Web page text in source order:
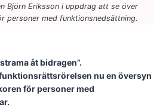
Björn Eriksson i uppdrag att se över
personer med funktionsnedsättning.
åt bidragen”.
nu en översyn
för personer med